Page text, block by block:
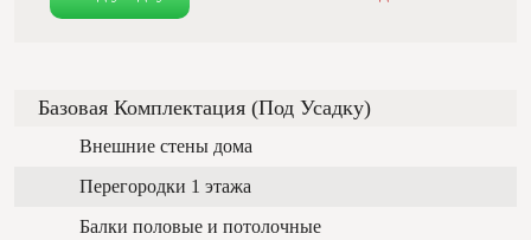
Базовая Комплектация (под Усадку)
Внешние стены дома
Перегородки 1 этажа
Балки половые и потолочные